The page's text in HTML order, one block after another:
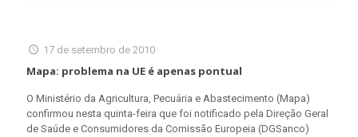
17 de setembro de 2010
Mapa: problema na UE é apenas pontual
O Ministério da Agricultura, Pecuária e Abastecimento (Mapa)
confirmou nesta quinta-feira que foi notificado pela Direção Geral
de Saúde e Consumidores da Comissão Europeia (DGSanco)